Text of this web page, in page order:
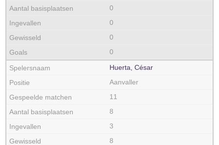
0
0
0
0
Huerta, César
Aanvaller
11
8
3
8